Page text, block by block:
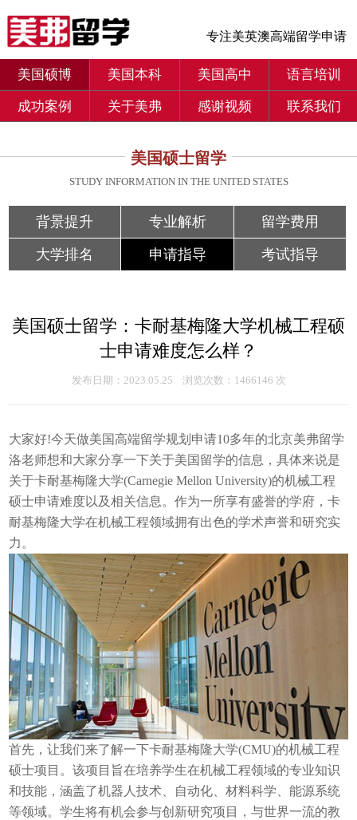
专注美英澳高端留学申请
美国硕博 美国本科 美国高中 语言培训
成功案例 关于美弗 感谢视频 联系我们
美国硕士留学
STUDY INFORMATION IN THE UNITED STATES
背景提升 专业解析 留学费用
大学排名 申请指导 考试指导
美国硕士留学：卡耐基梅隆大学机械工程硕
士申请难度怎么样？
发布日期：2023.05.25 浏览次数：1466146 次
大家好!今天做美国高端留学规划申请10多年的北京美弗留学
洛老师想和大家分享一下关于美国留学的信息，具体来说是
关于卡耐基梅隆大学(Carnegie Mellon University)的机械工程
硕士申请难度以及相关信息。作为一所享有盛誉的学府，卡
耐基梅隆大学在机械工程领域拥有出色的学术声誉和研究实
力。
首先，让我们来了解一下卡耐基梅隆大学(CMU)的机械工程
硕士项目。该项目旨在培养学生在机械工程领域的专业知识
和技能，涵盖了机器人技术、自动化、材料科学、能源系统
等领域。学生将有机会参与创新研究项目，与世界一流的教